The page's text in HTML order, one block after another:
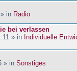
in Radio
bei verlassen
» in Individuelle
» in Sonstiges